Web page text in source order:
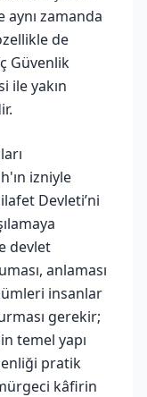
zamanda
de
Güvenlik
ile yakın
izniyle
Devleti’ni
devlet
anlaması
insanlar
gerekir;
temel yapı
pratik
kâfirin